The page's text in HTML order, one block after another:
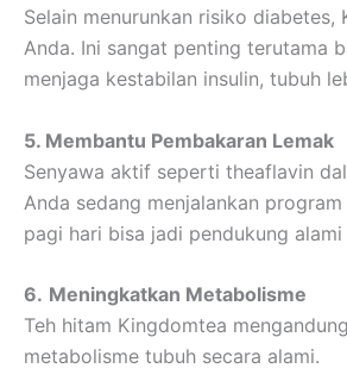
Selain menurunkan risiko
Anda. Ini sangat penting terutama
menjaga kestabilan insulin, tubuh
5. Membantu Pembakaran Lemak
Senyawa aktif seperti theaflavin
Anda sedang menjalankan
pagi hari bisa jadi pendukung
6. Meningkatkan Metabolisme
Teh hitam Kingdomtea
metabolisme tubuh secara alami.